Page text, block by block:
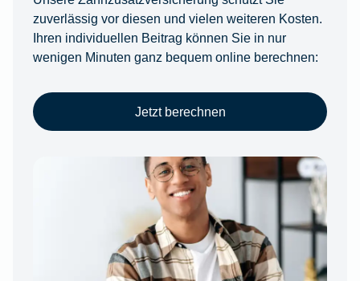
zuverlässig vor diesen und vielen weiteren Kosten.
Ihren individuellen Beitrag können Sie in nur
wenigen Minuten ganz bequem online berechnen:
Jetzt berechnen